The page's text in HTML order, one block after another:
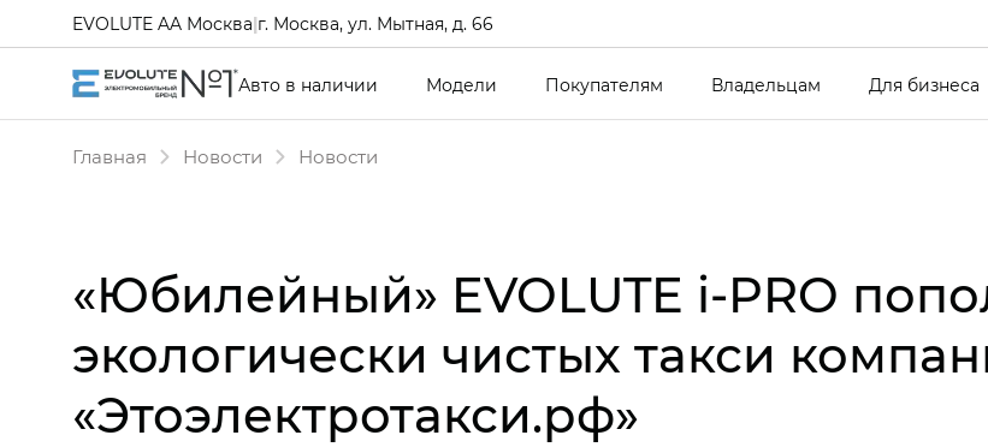
EVOLUTE AA Москва|г. Москва, ул. Мытная, д. 66
Авто в наличии Модели Покупателям Владельцам Для бизнеса
Главная Новости Новости
«Юбилейный» EVOLUTE i‑PRO
экологически чистых такси
«Этоэлектротакси.рф»